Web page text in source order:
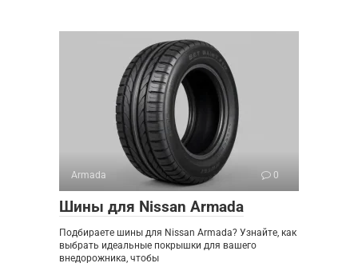
Armada 0
Шины для Nissan Armada
Подбираете шины для Nissan Armada? Узнайте, как
выбрать идеальные покрышки для вашего
внедорожника, чтобы